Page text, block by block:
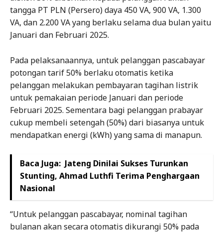
tangga PT PLN (Persero) daya 450 VA, 900 VA, 1.300
VA, dan 2.200 VA yang berlaku selama dua bulan yaitu
Januari dan Februari 2025.
Pada pelaksanaannya, untuk pelanggan pascabayar
potongan tarif 50% berlaku otomatis ketika
pelanggan melakukan pembayaran tagihan listrik
untuk pemakaian periode Januari dan periode
Februari 2025. Sementara bagi pelanggan prabayar
cukup membeli setengah (50%) dari biasanya untuk
mendapatkan energi (kWh) yang sama di manapun.
Baca Juga: Jateng Dinilai Sukses Turunkan
Stunting, Ahmad Luthfi Terima Penghargaan
Nasional
“Untuk pelanggan pascabayar, nominal tagihan
bulanan akan secara otomatis dikurangi 50% pada